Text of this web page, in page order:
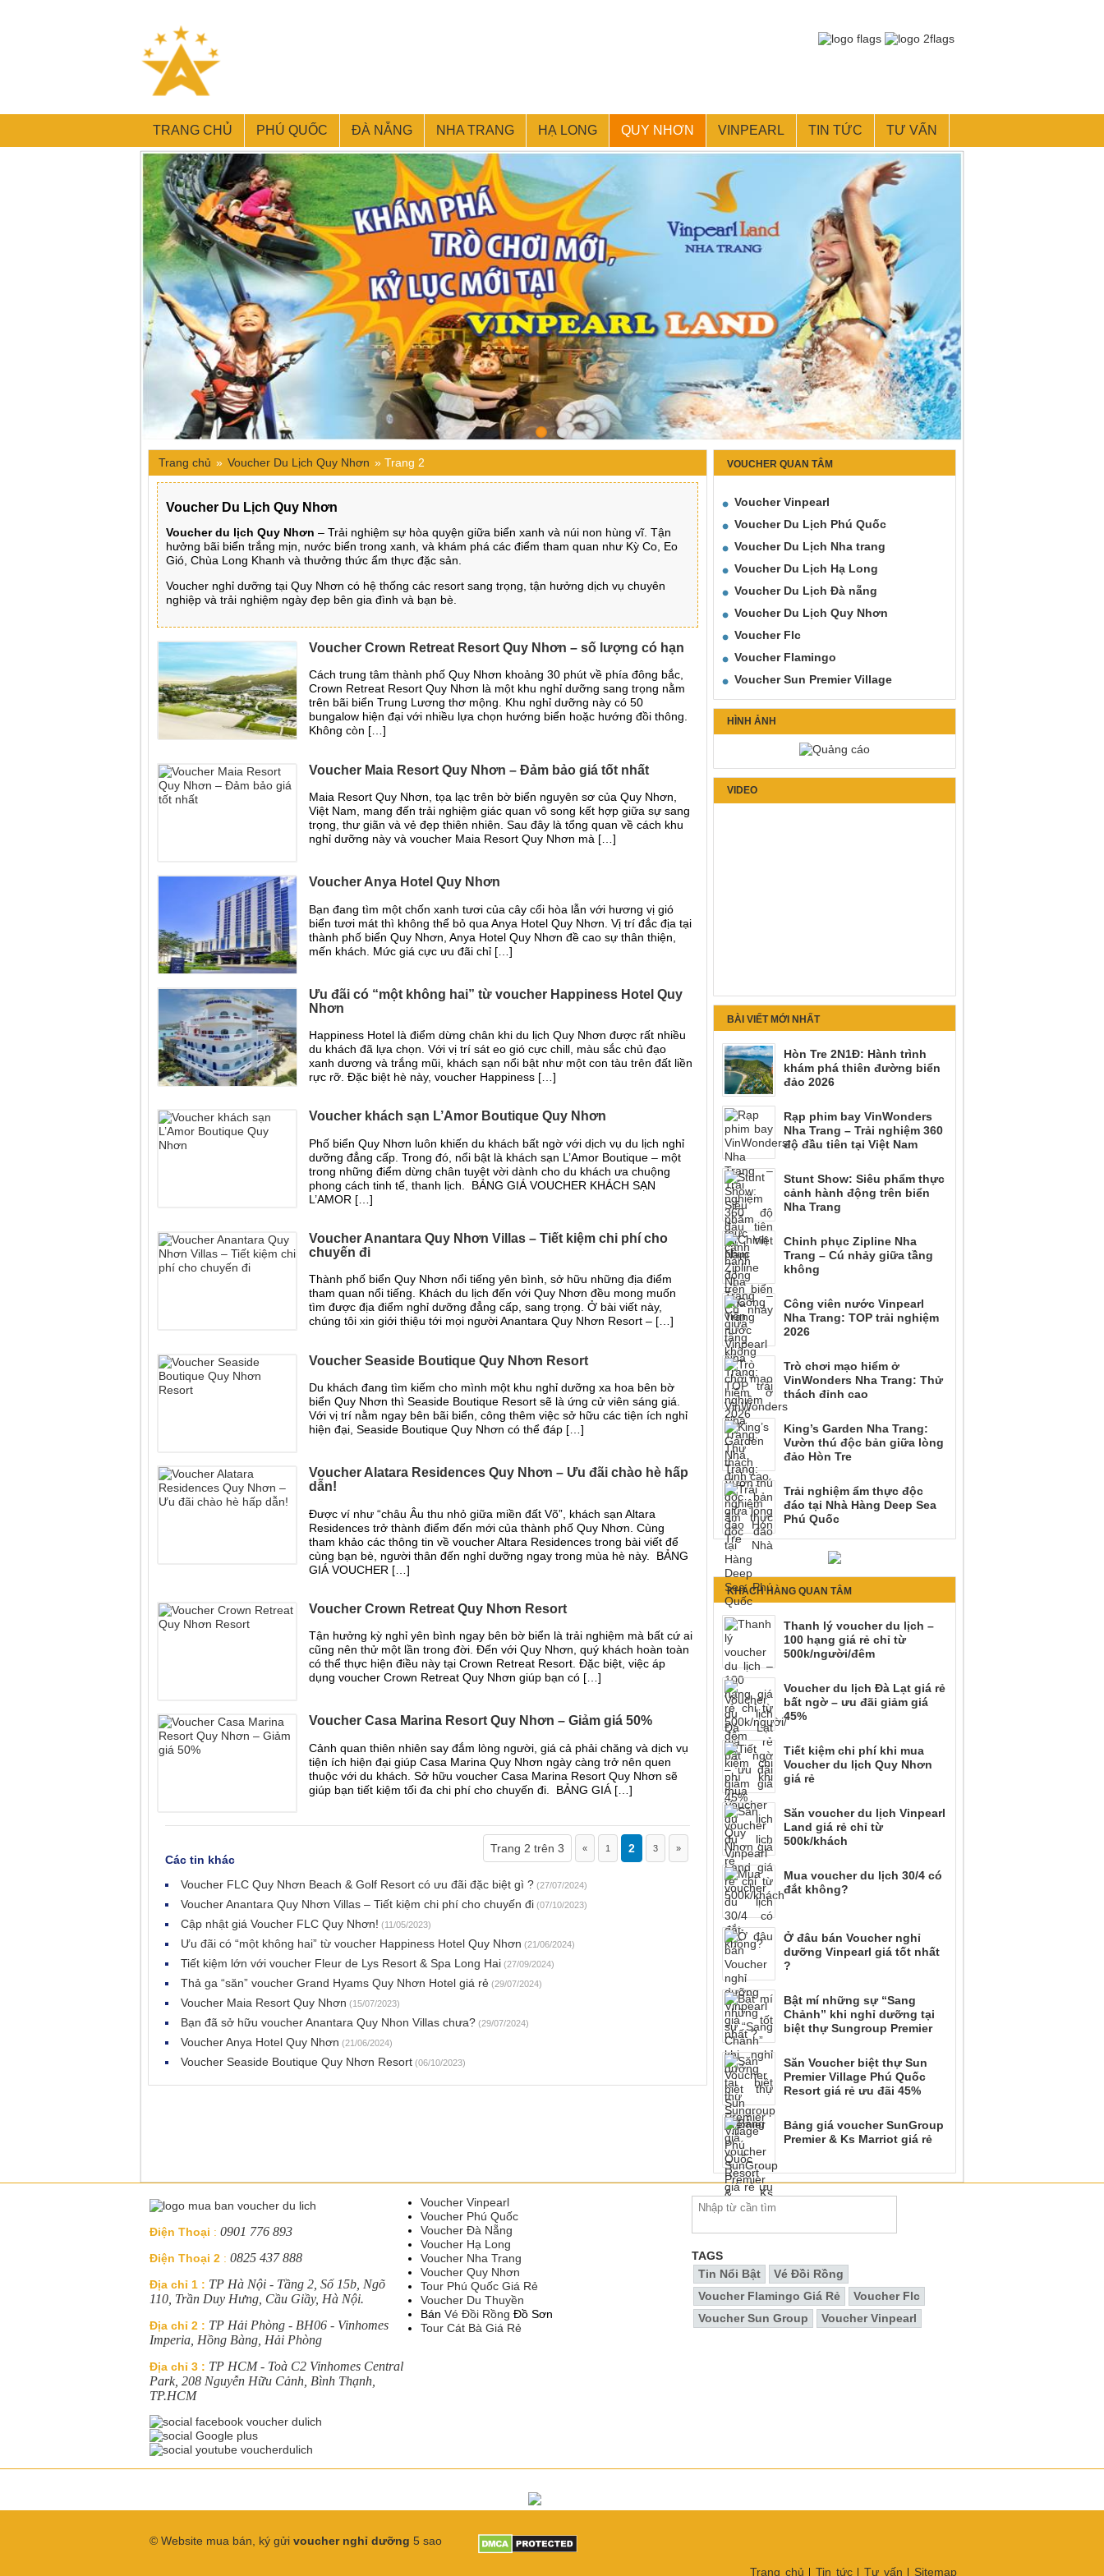
TRANG CHỦ PHÚ QUỐC ĐÀ NẴNG NHA TRANG HẠ LONG QUY NHƠN VINPEARL TIN TỨC TƯ VẤN
Trang chủ » Voucher Du Lịch Quy Nhơn » Trang 2
Voucher Du Lịch Quy Nhơn
Voucher du lịch Quy Nhơn – Trải nghiệm sự hòa quyện giữa biển xanh và núi non hùng vĩ. Tận
hưởng bãi biển trắng mịn, nước biển trong xanh, và khám phá các điểm tham quan như Kỳ Co, Eo
Gió, Chùa Long Khanh và thưởng thức ẩm thực đặc sản.
Voucher nghỉ dưỡng tại Quy Nhơn có hệ thống các resort sang trọng, tận hưởng dịch vụ chuyên
nghiệp và trải nghiệm ngày đẹp bên gia đình và bạn bè.
Voucher Crown Retreat Resort Quy Nhơn – số lượng có hạn
Cách trung tâm thành phố Quy Nhơn khoảng 30 phút về phía đông bắc,
Crown Retreat Resort Quy Nhơn là một khu nghỉ dưỡng sang trọng nằm
trên bãi biển Trung Lương thơ mộng. Khu nghỉ dưỡng này có 50
bungalow hiện đại với nhiều lựa chọn hướng biển hoặc hướng đồi thông.
Không còn […]
Voucher Maia Resort Quy Nhơn – Đảm bảo giá tốt nhất
Maia Resort Quy Nhơn, tọa lạc trên bờ biển nguyên sơ của Quy Nhơn,
Việt Nam, mang đến trải nghiệm giác quan vô song kết hợp giữa sự sang
trọng, thư giãn và vẻ đẹp thiên nhiên. Sau đây là tổng quan về cách khu
nghỉ dưỡng này và voucher Maia Resort Quy Nhơn mà […]
Voucher Anya Hotel Quy Nhơn
Bạn đang tìm một chốn xanh tươi của cây cối hòa lẫn với hương vị gió
biển tươi mát thì không thể bỏ qua Anya Hotel Quy Nhơn. Vị trí đắc địa tại
thành phố biển Quy Nhơn, Anya Hotel Quy Nhơn đề cao sự thân thiện,
mến khách. Mức giá cực ưu đãi chỉ […]
Ưu đãi có “một không hai” từ voucher Happiness Hotel Quy
Nhơn
Happiness Hotel là điểm dừng chân khi du lịch Quy Nhơn được rất nhiều
du khách đã lựa chọn. Với vị trí sát eo gió cực chill, màu sắc chủ đạo
xanh dương và trắng mũi, khách sạn nổi bật như một con tàu trên đất liền
rực rỡ. Đặc biệt hè này, voucher Happiness […]
Voucher khách sạn L’Amor Boutique Quy Nhơn
Phố biển Quy Nhơn luôn khiến du khách bất ngờ với dịch vụ du lịch nghỉ
dưỡng đẳng cấp. Trong đó, nổi bật là khách sạn L’Amor Boutique – một
trong những điểm dừng chân tuyệt vời dành cho du khách ưa chuộng
phong cách tinh tế, thanh lịch. BẢNG GIÁ VOUCHER KHÁCH SẠN
L’AMOR […]
Voucher Anantara Quy Nhơn Villas – Tiết kiệm chi phí cho
chuyến đi
Thành phố biển Quy Nhơn nổi tiếng yên bình, sở hữu những địa điểm
tham quan nổi tiếng. Khách du lịch đến với Quy Nhơn đều mong muốn
tìm được địa điểm nghỉ dưỡng đẳng cấp, sang trọng. Ở bài viết này,
chúng tôi xin giới thiệu tới mọi người Anantara Quy Nhơn Resort – […]
Voucher Seaside Boutique Quy Nhơn Resort
Du khách đang tìm kiếm cho mình một khu nghỉ dưỡng xa hoa bên bờ
biển Quy Nhơn thì Seaside Boutique Resort sẽ là ứng cử viên sáng giá.
Với vị trí nằm ngay bên bãi biển, công thêm việc sở hữu các tiện ích nghỉ
hiện đại, Seaside Boutique Quy Nhơn có thể đáp […]
Voucher Alatara Residences Quy Nhơn – Ưu đãi chào hè hấp
dẫn!
Được ví như “châu Âu thu nhỏ giữa miền đất Võ”, khách sạn Altara
Residences trở thành điểm đến mới của thành phố Quy Nhơn. Cùng
tham khảo các thông tin về voucher Altara Residences trong bài viết để
cùng bạn bè, người thân đến nghỉ dưỡng ngay trong mùa hè này. BẢNG
GIÁ VOUCHER […]
Voucher Crown Retreat Quy Nhơn Resort
Tận hưởng kỳ nghỉ yên bình ngay bên bờ biển là trải nghiệm mà bất cứ ai
cũng nên thử một lần trong đời. Đến với Quy Nhơn, quý khách hoàn toàn
có thể thực hiện điều này tại Crown Retreat Resort. Đặc biệt, việc áp
dụng voucher Crown Retreat Quy Nhơn giúp bạn có […]
Voucher Casa Marina Resort Quy Nhơn – Giảm giá 50%
Cảnh quan thiên nhiên say đắm lòng người, giá cả phải chăng và dịch vụ
tiện ích hiện đại giúp Casa Marina Quy Nhơn ngày càng trở nên quen
thuộc với du khách. Sở hữu voucher Casa Marina Resort Quy Nhơn sẽ
giúp bạn tiết kiệm tối đa chi phí cho chuyến đi. BẢNG GIÁ […]
Trang 2 trên 3 « 1 2 3 »
Các tin khác
Voucher FLC Quy Nhơn Beach & Golf Resort có ưu đãi đặc biệt gì ? (27/07/2024)
Voucher Anantara Quy Nhơn Villas – Tiết kiệm chi phí cho chuyến đi (07/10/2023)
Cập nhật giá Voucher FLC Quy Nhơn! (11/05/2023)
Ưu đãi có “một không hai” từ voucher Happiness Hotel Quy Nhơn (21/06/2024)
Tiết kiệm lớn với voucher Fleur de Lys Resort & Spa Long Hai (27/09/2024)
Thả ga “săn” voucher Grand Hyams Quy Nhơn Hotel giá rẻ (29/07/2024)
Voucher Maia Resort Quy Nhơn (15/07/2023)
Bạn đã sở hữu voucher Anantara Quy Nhon Villas chưa? (29/07/2024)
Voucher Anya Hotel Quy Nhơn (21/06/2024)
Voucher Seaside Boutique Quy Nhơn Resort (06/10/2023)
VOUCHER QUAN TÂM
Voucher Vinpearl
Voucher Du Lịch Phú Quốc
Voucher Du Lịch Nha trang
Voucher Du Lịch Hạ Long
Voucher Du Lịch Đà nẵng
Voucher Du Lịch Quy Nhơn
Voucher Flc
Voucher Flamingo
Voucher Sun Premier Village
HÌNH ẢNH
VIDEO
BÀI VIẾT MỚI NHẤT
Hòn Tre 2N1Đ: Hành trình
khám phá thiên đường biển
đảo 2026
Rạp phim bay VinWonders
Nha Trang – Trải nghiệm 360
độ đầu tiên tại Việt Nam
Stunt Show: Siêu phẩm thực
cảnh hành động trên biển
Nha Trang
Chinh phục Zipline Nha
Trang – Cú nhảy giữa tầng
không
Công viên nước Vinpearl
Nha Trang: TOP trải nghiệm
2026
Trò chơi mạo hiểm ở
VinWonders Nha Trang: Thử
thách đỉnh cao
King’s Garden Nha Trang:
Vườn thú độc bản giữa lòng
đảo Hòn Tre
Trải nghiệm ẩm thực độc
đáo tại Nhà Hàng Deep Sea
Phú Quốc
KHÁCH HÀNG QUAN TÂM
Thanh lý voucher du lịch –
100 hạng giá rẻ chỉ từ
500k/người/đêm
Voucher du lịch Đà Lạt giá rẻ
bất ngờ – ưu đãi giảm giá
45%
Tiết kiệm chi phí khi mua
Voucher du lịch Quy Nhơn
giá rẻ
Săn voucher du lịch Vinpearl
Land giá rẻ chỉ từ
500k/khách
Mua voucher du lịch 30/4 có
đắt không?
Ở đâu bán Voucher nghỉ
dưỡng Vinpearl giá tốt nhất
?
Bật mí những sự “Sang
Chảnh” khi nghỉ dưỡng tại
biệt thự Sungroup Premier
Săn Voucher biệt thự Sun
Premier Village Phú Quốc
Resort giá rẻ ưu đãi 45%
Bảng giá voucher SunGroup
Premier & Ks Marriot giá rẻ
Điện Thoại : 0901 776 893
Điện Thoại 2 : 0825 437 888
Địa chỉ 1 : TP Hà Nội - Tầng 2, Số 15b, Ngõ
110, Trần Duy Hưng, Cầu Giầy, Hà Nội.
Địa chỉ 2 : TP Hải Phòng - BH06 - Vinhomes
Imperia, Hồng Bàng, Hải Phòng
Địa chỉ 3 : TP HCM - Toà C2 Vinhomes Central
Park, 208 Nguyễn Hữu Cảnh, Bình Thạnh,
TP.HCM
Voucher Vinpearl
Voucher Phú Quốc
Voucher Đà Nẵng
Voucher Hạ Long
Voucher Nha Trang
Voucher Quy Nhơn
Tour Phú Quốc Giá Rẻ
Voucher Du Thuyền
Bán Vé Đồi Rồng Đồ Sơn
Tour Cát Bà Giá Rẻ
TAGS
Tin Nổi Bật
Vé Đồi Rồng
Voucher Flamingo Giá Rẻ
Voucher Flc
Voucher Sun Group
Voucher Vinpearl
© Website mua bán, ký gửi voucher nghỉ dưỡng 5 sao
Trang chủ Tin tức Tư vấn Sitemap